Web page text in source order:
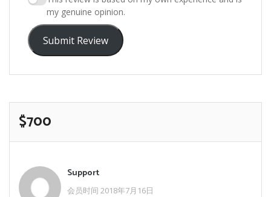
my genuine opinion.
Submit Review
$700
Support
会员时间 2018年7月16日